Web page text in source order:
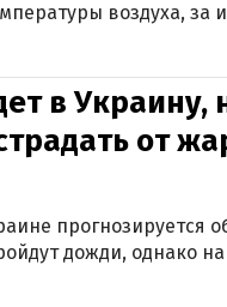
воздуха, за
в Украину,
от
прогнозируется
дожди, однако